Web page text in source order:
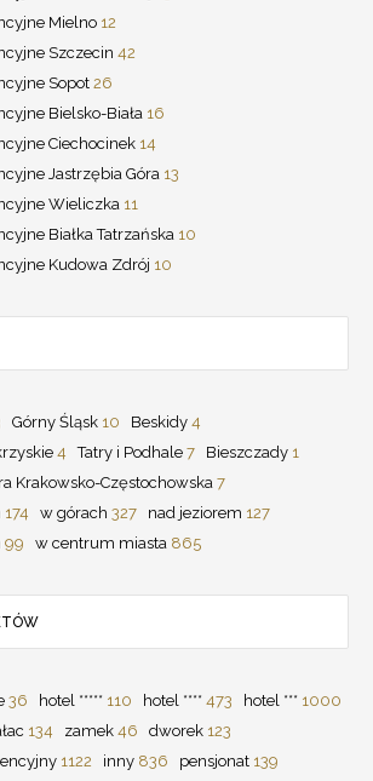
Mielno 12
Szczecin 42
Sopot 26
Bielsko-Biała 16
Ciechocinek 14
Jastrzębia Góra 13
Wieliczka 11
Białka Tatrzańska 10
Kudowa Zdrój 10
Górny Śląsk 10 Beskidy 4
4 Tatry i Podhale 7 Bieszczady 1
Krakowsko-Częstochowska 7
174 w górach 327 nad jeziorem 127
99 w centrum miasta 865
36 hotel ***** 110 hotel **** 473 hotel *** 1000
134 zamek 46 dworek 123
1122 inny 836 pensjonat 139